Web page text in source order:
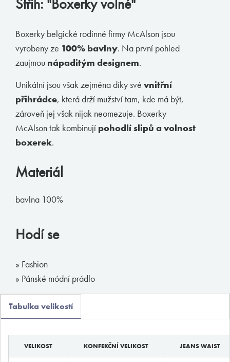
Střih: "Boxerky volné"
Boxerky belgické rodinné firmy McAlson jsou
vyrobeny ze 100% bavlny. Na první pohled
zaujmou nápaditým designem.
Unikátní jsou však zejména díky své vnitřní
přihrádce, která drží mužství tam, kde má být,
zároveň jej však nijak neomezuje. Boxerky
McAlson tak kombinují pohodlí slipů a volnost
boxerek.
Materiál
bavlna 100%
Hodí se
» Fashion
» Pánské módní prádlo
Tabulka velikostí
VELIKOST KONFEKČNÍ VELIKOST JEANS WAIST
Značky podle Butlera
Zimmerli
Loïc Henry
Olaf Benz
Muchachomalo
McAlson
Baldesarini
HOM
Tommy Hilfiger
Ralph Lauren
Diesel
E-shop
Slipy
Tanga, jocky